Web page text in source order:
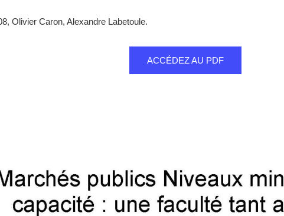
Olivier Caron, Alexandre Labetoule.
ACCÉDEZ AU PDF